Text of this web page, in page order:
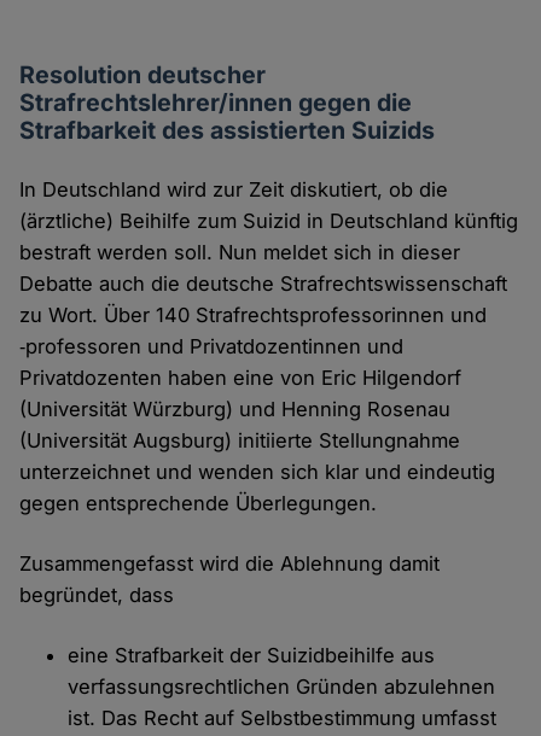
Resolution deutscher
Strafrechtslehrer/innen gegen die
Strafbarkeit des assistierten Suizids
In Deutschland wird zur Zeit diskutiert, ob die
(ärztliche) Beihilfe zum Suizid in Deutschland künftig
bestraft werden soll. Nun meldet sich in dieser
Debatte auch die deutsche Strafrechtswissenschaft
zu Wort. Über 140 Strafrechtsprofessorinnen und
‐professoren und Privatdozentinnen und
Privatdozenten haben eine von Eric Hilgendorf
(Universität Würzburg) und Henning Rosenau
(Universität Augsburg) initiierte Stellungnahme
unterzeichnet und wenden sich klar und eindeutig
gegen entsprechende Überlegungen.
Zusammengefasst wird die Ablehnung damit
begründet, dass
eine Strafbarkeit der Suizidbeihilfe aus
verfassungsrechtlichen Gründen abzulehnen
ist. Das Recht auf Selbstbestimmung umfasst